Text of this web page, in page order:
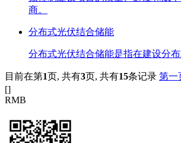
商。
分布式光伏结合储能
分布式光伏结合储能是指在建设分
目前在第1页, 共有3页, 共有15条记录 第一
[]
RMB